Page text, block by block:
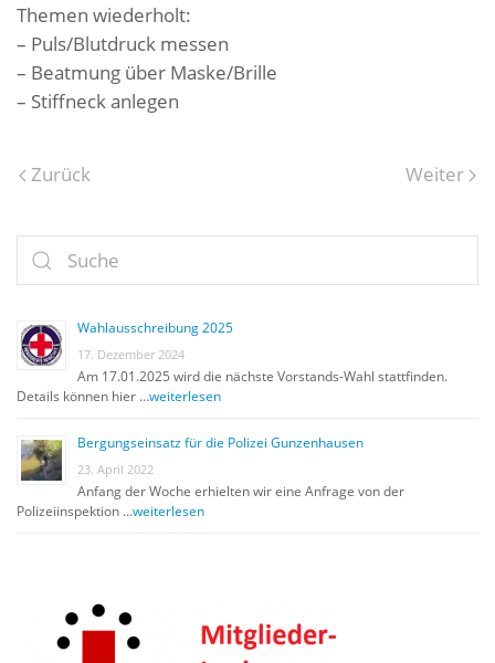
Themen wiederholt:
– Puls/Blutdruck messen
– Beatmung über Maske/Brille
– Stiffneck anlegen
Zurück Weiter
Wahlausschreibung 2025
17. Dezember 2024
Am 17.01.2025 wird die nächste Vorstands-Wahl stattfinden.
Details können hier …weiterlesen
Bergungseinsatz für die Polizei Gunzenhausen
23. April 2022
Anfang der Woche erhielten wir eine Anfrage von der
Polizeiinspektion …weiterlesen